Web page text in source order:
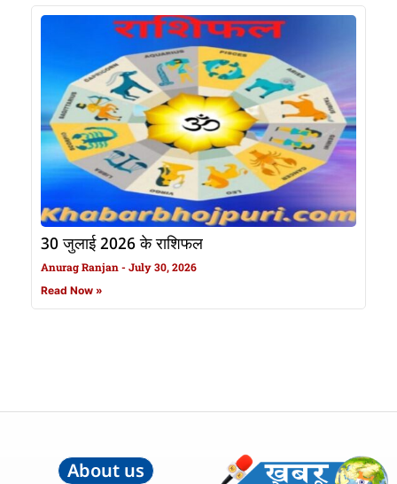
30 जुलाई 2026 के राशिफल
Anurag Ranjan July 30, 2026
Read Now »
About us